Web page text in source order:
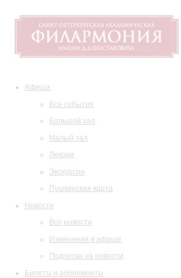
Афиша
Все события
Большой зал
Малый зал
Лекции
Экскурсии
Пушкинская карта
Новости
Все новости
Изменения в афише
Подписка на новости
Билеты и абонементы